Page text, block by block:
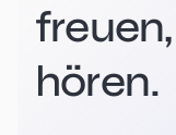
hören.